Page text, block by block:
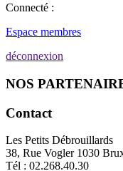
Connecté :
Espace membres
déconnexion
NOS
Contact
Les Petits Débrouillards
38, Rue Vogler 1030
Tél : 02.268.40.30